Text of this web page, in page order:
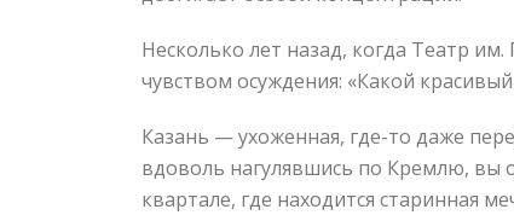
Несколько лет назад, когда Театр им.
чувством осуждения: «Какой
Казань — ухоженная, где-то даже
вдоволь нагулявшись по Кремлю, вы
квартале, где находится старинная